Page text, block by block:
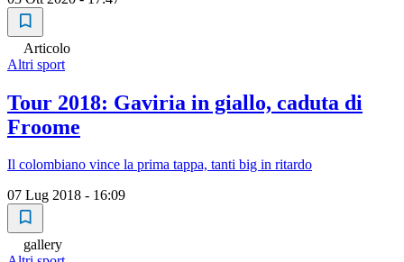
Articolo
Altri sport
Tour 2018: Gaviria in giallo, caduta di
Froome
Il colombiano vince la prima tappa, tanti big in ritardo
07 Lug 2018 - 16:09
gallery